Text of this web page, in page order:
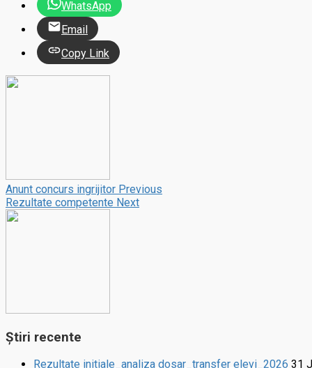
WhatsApp
Email
Copy Link
Anunt concurs ingrijitor Previous
Rezultate competente Next
Știri recente
Rezultate initiale_analiza dosar_transfer elevi_2026 31